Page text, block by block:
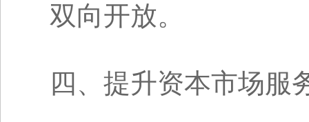
双向开放。
四、提升资本市场服